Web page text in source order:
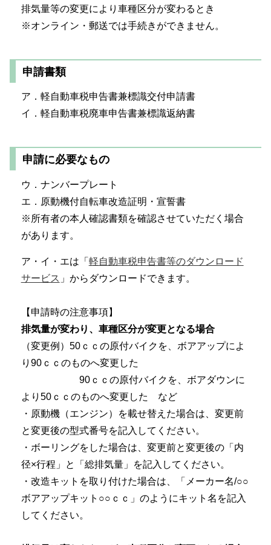
排気量等の変更により車種区分が変わるとき
※オンライン・郵送では手続きができません。
申請書類
ア．軽自動車税申告書兼標識交付申請書
イ．軽自動車税廃車申告書兼標識返納書
申請に必要なもの
ウ．ナンバープレート
エ．原動機付自転車改造証明・宣誓書
※所有者の本人確認書類を確認させていただく場合
があります。
ア・イ・エは「 軽自動車税申告書等のダウンロード
サービス 」からダウンロードできます。
【申請時の注意事項】
排気量が変わり、車種区分が変更となる場合
（変更例）50ｃｃの原付バイクを、ボアアップによ
り90ｃｃのものへ変更した
90ｃｃの原付バイクを、ボアダウンに
より50ｃｃのものへ変更した など
・原動機（エンジン）を載せ替えた場合は、変更前
と変更後の型式番号を記入してください。
・ボーリングをした場合は、変更前と変更後の「内
径×行程」と「総排気量」を記入してください。
・改造キットを取り付けた場合は、「メーカー名/○○
ボアアップキット○○ｃｃ」のようにキット名を記入
してください。